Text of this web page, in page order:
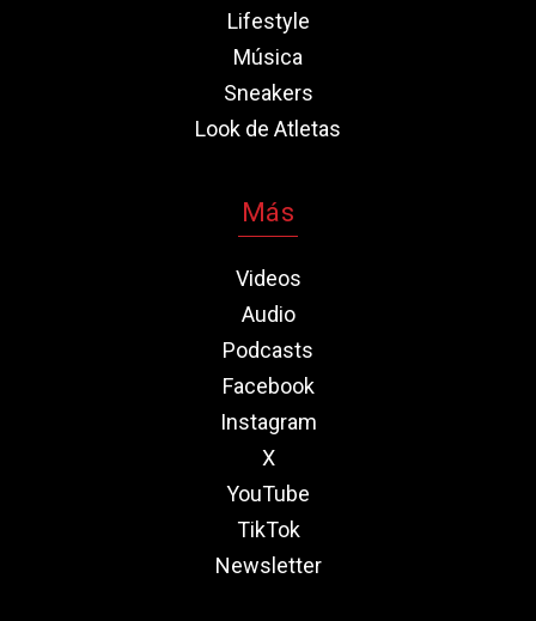
Lifestyle
Música
Sneakers
Look de Atletas
Más
Videos
Audio
Podcasts
Facebook
Instagram
X
YouTube
TikTok
Newsletter